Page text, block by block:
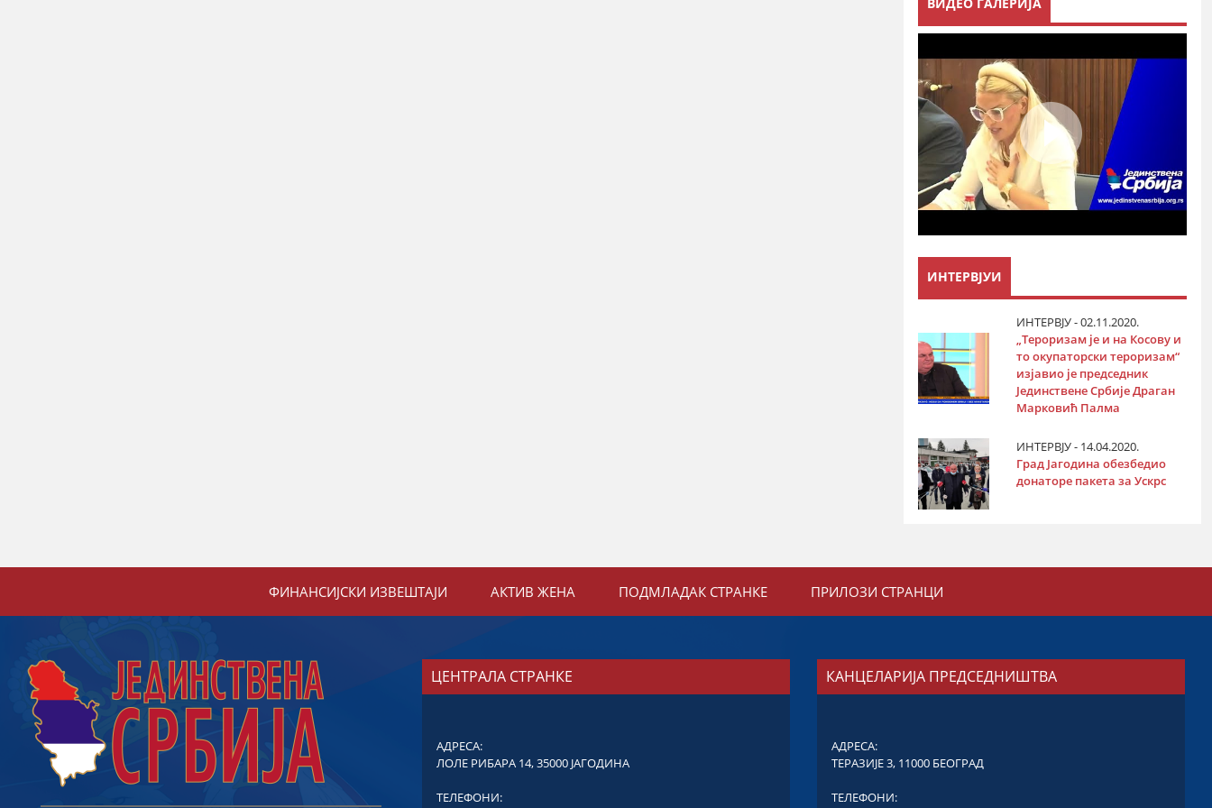
ИНТЕРВЈУИ
ИНТЕРВЈУ - 02.11.2020.
„Тероризам је и на Косову и
то окупаторски тероризам“
изјавио је председник
Јединствене Србије Драган
Марковић Палма
ИНТЕРВЈУ - 14.04.2020.
Град Јагодина обезбедио
донаторе пакета за Ускрс
ФИНАНСИЈСКИ ИЗВЕШТАЈИ АКТИВ ЖЕНА ПОДМЛАДАК СТРАНКЕ ПРИЛОЗИ СТРАНЦИ
ЦЕНТРАЛА СТРАНКЕ
АДРЕСА:
ЛОЛЕ РИБАРА 14, 35000 ЈАГОДИНА
ТЕЛЕФОНИ:
КАНЦЕЛАРИЈА ПРЕДСЕДНИШТВА
АДРЕСА:
ТЕРАЗИЈЕ 3, 11000 БЕОГРАД
ТЕЛЕФОНИ: